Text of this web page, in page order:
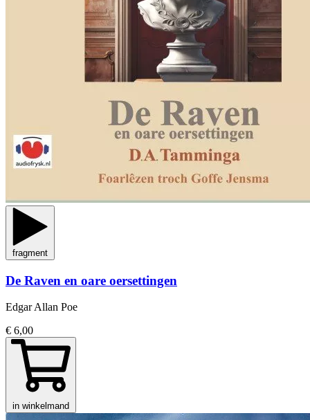
fragment
De Raven en oare oersettingen
Edgar Allan Poe
€ 6,00
in winkelmand